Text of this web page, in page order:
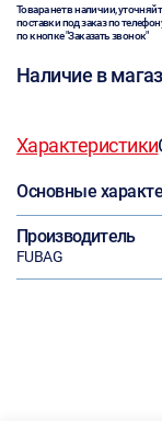
Товара нет в наличии,
поставки под заказ по
по кнопке "Заказать звонок"
Наличие в
Характеристики
Основные
Производитель
FUBAG